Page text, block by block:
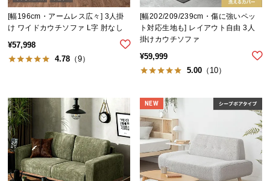
商
品
配
送
い
て
小
型
商
[幅196cm・アームレス広々] 3人掛
け ワイドカウチソファ L字 肘なし
¥57,998
4.78 （9）
[幅202/209/239cm・傷に強いペッ
ト対応生地も] レイアウト自由 3人
掛けカウチソファ
¥59,999
5.00 （10）
NEW